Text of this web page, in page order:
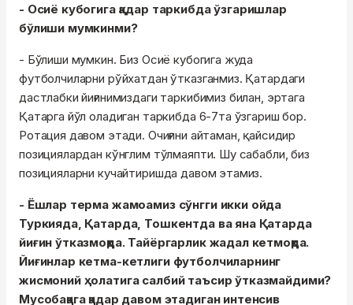
- Осиё кубогига қадар таркибда ўзгаришлар
бўлиши мумкинми?
- Бўлиши мумкин. Биз Осиё кубогига жуда
футболчиларни рўйхатдан ўтказганмиз. Қатардаги
дастлабки йиғинимиздаги таркибимиз билан, эртага
Қатарга йўл оладиган таркибда 6-7та ўзгариш бор.
Ротация давом этади. Очиғини айтаман, қайсидир
позициялардан кўнглим тўлмаяпти. Шу сабабли, биз
позицияларни кучайтиришда давом этамиз.
- Ёшлар терма жамоамиз сўнгги икки ойда
Туркияда, Қатарда, Тошкентда ва яна Қатарда
йиғин ўтказмоқда. Тайёргарлик жадал кетмоқда.
Йиғинлар кетма-кетлиги футболчиларнинг
жисмоний ҳолатига салбий таъсир ўтказмайдими?
Мусобақага қадар давом этадиган интенсив